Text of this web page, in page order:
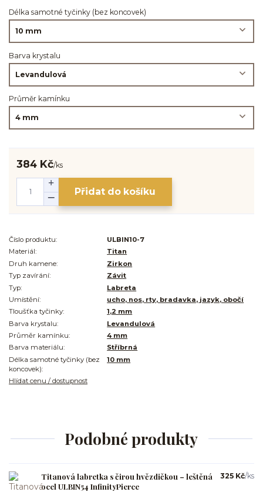
Délka samotné tyčinky (bez koncovek)
Barva krystalu
Průměr kamínku
384 Kč/ks
Přidat do košíku
Číslo produktu:
ULBIN10-7
Materiál:
Titan
Druh kamene:
Zirkon
Typ zavírání:
Závit
Typ:
Labreta
Umístění:
ucho, nos, rty, bradavka, jazyk, obočí
Tloušťka tyčinky:
1,2 mm
Barva krystalu:
Levandulová
Průměr kamínku:
4 mm
Barva materiálu:
Stříbrná
Délka samotné tyčinky (bez
koncovek):
10 mm
Hlídat cenu / dostupnost
Podobné produkty
Titanová labretka s čirou hvězdičkou – leštěná
ocel ULBIN54 InfinityPierce
325 Kč/ks